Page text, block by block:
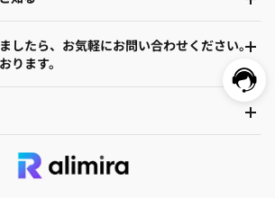
したら、お気軽にお問い合わせください。
ります。